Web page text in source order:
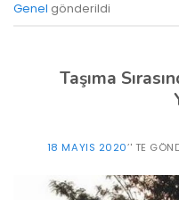
Genel gönderildi
Taşıma
18 MAYIS 2020’' TE